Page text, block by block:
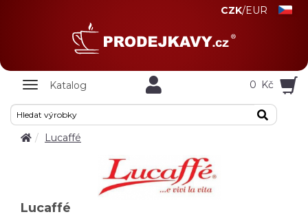
CZK/EUR
Zobrazit
Katalog 0 Kč
Lucaffé
Lucaffé